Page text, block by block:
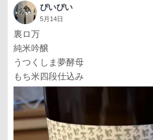
ぴいぴい
5月14日
裏ロ万
純米吟醸
うつくしま夢酵母
もち米四段仕込み